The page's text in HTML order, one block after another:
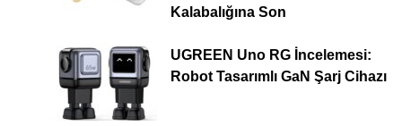
Kalabalığına Son
UGREEN Uno RG İncelemesi:
Robot Tasarımlı GaN Şarj Cihazı